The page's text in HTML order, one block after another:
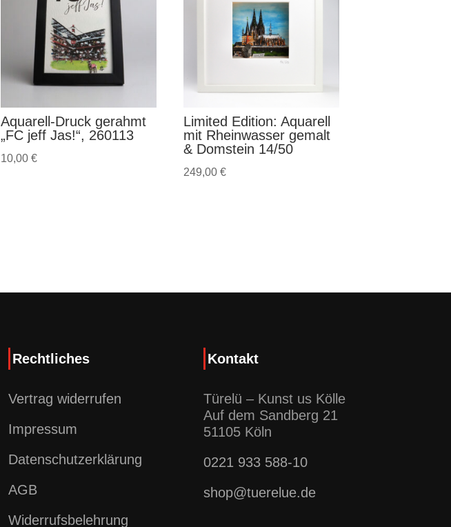
Aquarell-Druck gerahmt
„FC jeff Jas!“, 260113
10,00€
Limited Edition: Aquarell
mit Rheinwasser gemalt
& Domstein 14/50
249,00€
Rechtliches
Vertrag widerrufen
Impressum
Datenschutzerklärung
AGB
Widerrufsbelehrung
Kontakt
Türelü – Kunst us Kölle
Auf dem Sandberg 21
51105 Köln
0221 933 588-10
shop@tuerelue.de